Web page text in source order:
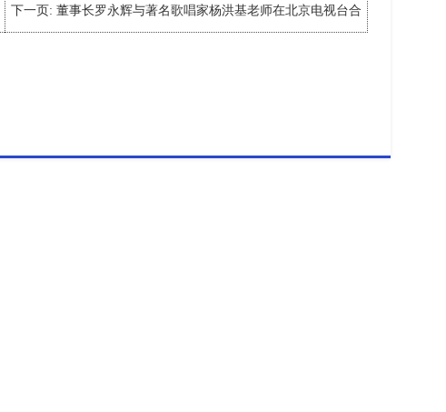
下一页: 董事长罗永辉与著名歌唱家杨洪基老师在北京电视台合